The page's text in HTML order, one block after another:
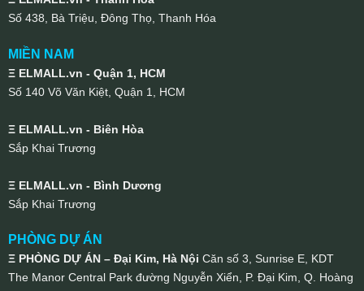
Số 438, Bà Triệu, Đông Thọ, Thanh Hóa
MIỀN NAM
Ξ ELMALL.vn - Quận 1, HCM
Số 140 Võ Văn Kiệt, Quận 1, HCM
Ξ ELMALL.vn - Biên Hòa
Sắp Khai Trương
Ξ ELMALL.vn - Bình Dương
Sắp Khai Trương
PHÒNG DỰ ÁN
Ξ PHÒNG DỰ ÁN – Đại Kim, Hà Nội Căn số 3, Sunrise E, KDT
The Manor Central Park đường Nguyễn Xiển, P. Đại Kim, Q. Hoàng